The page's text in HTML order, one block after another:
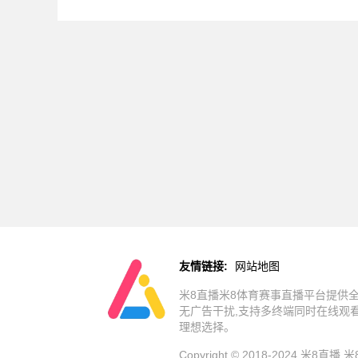
友情链接: 网站地图
米8直播米8体育赛事直播平台提供
无广告干扰,支持多终端同时在线观
理想选择。
Copyright © 2018-2024 米8直播,米